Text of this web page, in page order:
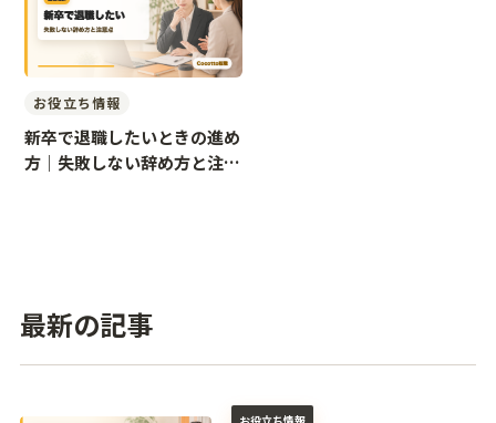
お役立ち情報
新卒で退職したいときの進め
方｜失敗しない辞め方と注意
最新の記事